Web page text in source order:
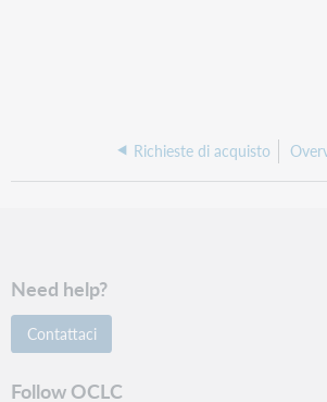
Richieste di acquisto
Need help?
Contattaci
Follow OCLC